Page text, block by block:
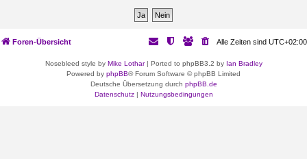
Foren-Übersicht Alle Zeiten sind UTC+02:00
Nosebleed style by Mike Lothar| Ported to phpBB3.2 by Ian Bradley
Powered by phpBB® Forum Software © phpBB Limited
Deutsche Übersetzung durch phpBB.de
Datenschutz| Nutzungsbedingungen